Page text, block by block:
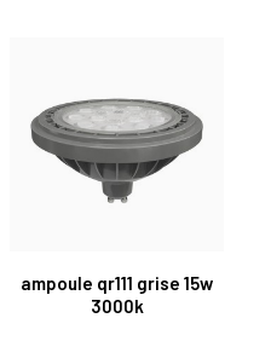
ampoule qr111 grise 15w
3000k